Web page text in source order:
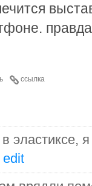
правда
ссылка
эластиксе,
edit